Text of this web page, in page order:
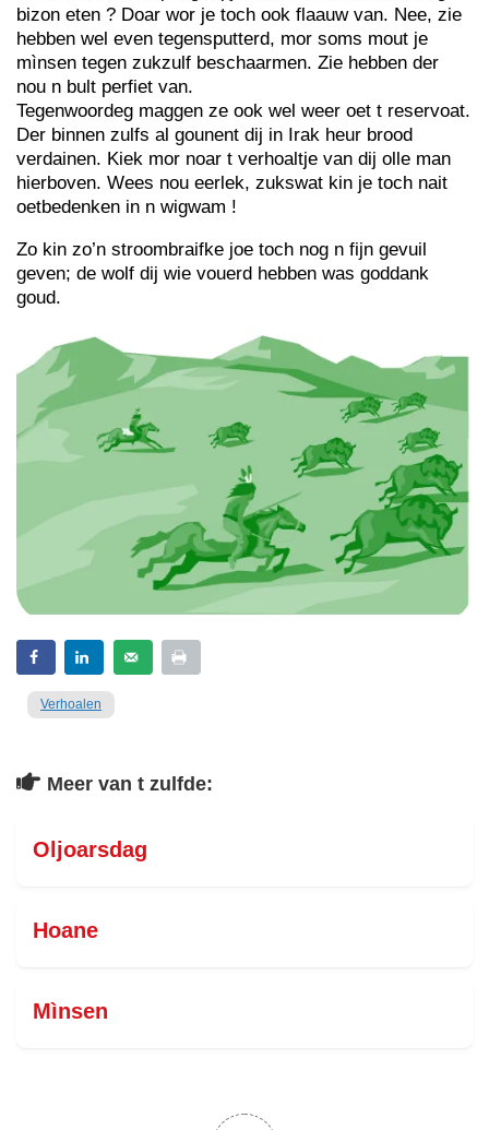
bizon eten ? Doar wor je toch ook flaauw van. Nee, zie
hebben wel even tegensputterd, mor soms mout je
mìnsen tegen zukzulf beschaarmen. Zie hebben der
nou n bult perfiet van.
Tegenwoordeg maggen ze ook wel weer oet t reservoat.
Der binnen zulfs al gounent dij in Irak heur brood
verdainen. Kiek mor noar t verhoaltje van dij olle man
hierboven. Wees nou eerlek, zukswat kin je toch nait
oetbedenken in n wigwam !
Zo kin zo’n stroombraifke joe toch nog n fijn gevuil
geven; de wolf dij wie vouerd hebben was goddank
goud.
Verhoalen
Meer van t zulfde:
Oljoarsdag
Hoane
Mìnsen